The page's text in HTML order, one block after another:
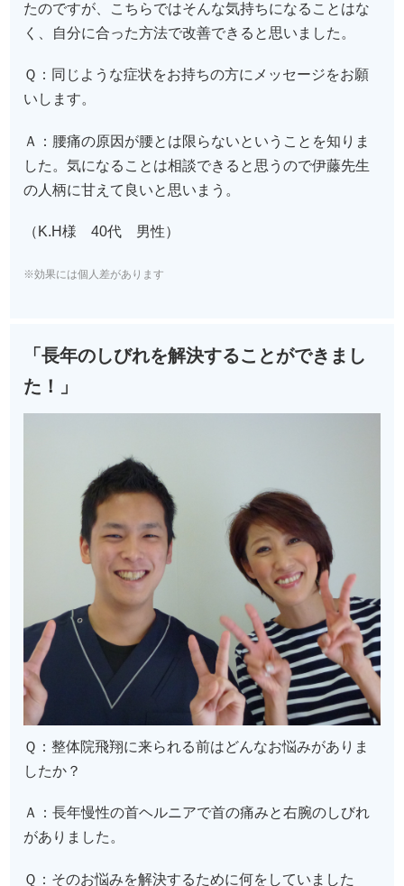
たのですが、こちらではそんな気持ちになることはな
く、自分に合った方法で改善できると思いました。
Ｑ：同じような症状をお持ちの方にメッセージをお願
いします。
Ａ：腰痛の原因が腰とは限らないということを知りま
した。気になることは相談できると思うので伊藤先生
の人柄に甘えて良いと思いまう。
（K.H様 40代 男性）
※効果には個人差があります
「長年のしびれを解決することができまし
た！」
Ｑ：整体院飛翔に来られる前はどんなお悩みがありま
したか？
Ａ：長年慢性の首ヘルニアで首の痛みと右腕のしびれ
がありました。
Ｑ：そのお悩みを解決するために何をしていました